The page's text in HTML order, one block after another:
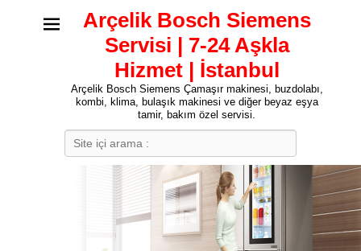
Arçelik Bosch Siemens
Servisi | 7-24 Aşkla
Hizmet | İstanbul
Arçelik Bosch Siemens Çamaşır makinesi, buzdolabı,
kombi, klima, bulaşık makinesi ve diğer beyaz eşya
tamir, bakım özel servisi.